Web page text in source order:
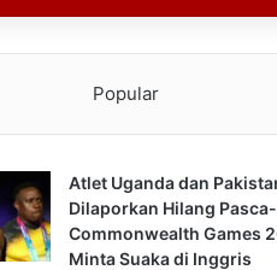
Popular
Atlet Uganda dan
Dilaporkan Hilang Pasca-
Commonwealth Games
Minta Suaka di Inggris